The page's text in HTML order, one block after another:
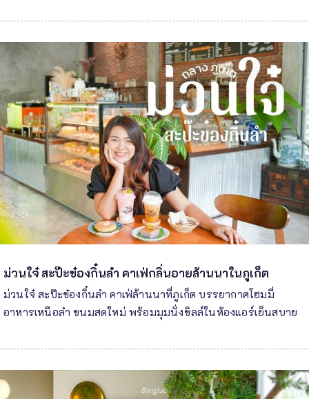
ม่วนใจ๋ สะป๊ะข๋องกิ๋นลำ คาเฟ่กลิ่นอายล้านนาในภูเก็ต
ม่วนใจ๋ สะป๊ะข๋องกิ๋นลำ คาเฟ่ล้านนาที่ภูเก็ต บรรยากาศโฮมมี่
อาหารเหนือลำ ขนมสดใหม่ พร้อมมุมนั่งชิลล์ในห้องแอร์เย็นสบาย